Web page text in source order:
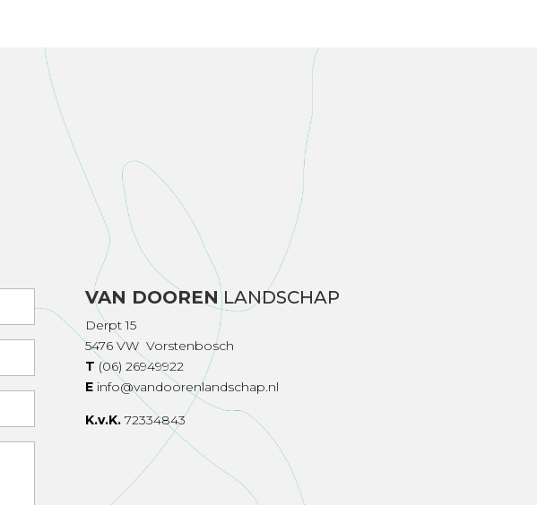
VAN DOORENLANDSCHAP
Derpt 15
5476 VW Vorstenbosch
T (06) 26949922
E info@vandoorenlandschap.nl
K.v.K.72334843